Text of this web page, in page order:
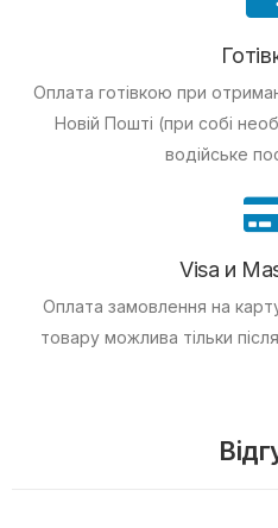
Оплата готівкою при
Новій Пошті (при собі
водійське
Visa и
Оплата замовлення на
товару можлива тільки